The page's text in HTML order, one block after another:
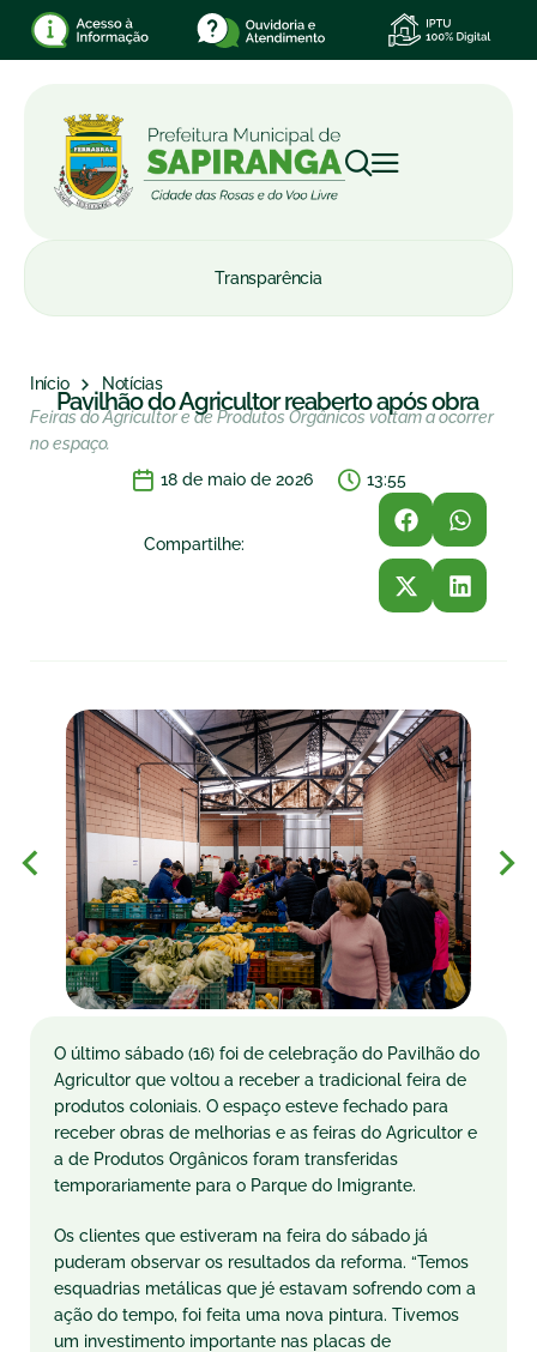
Transparência
Início Notícias
Pavilhão do Agricultor reaberto após obra
Feiras do Agricultor e de Produtos Orgânicos voltam a ocorrer
no espaço.
18 de maio de 2026
13:55
Compartilhe:
O último sábado (16) foi de celebração do Pavilhão do
Agricultor que voltou a receber a tradicional feira de
produtos coloniais. O espaço esteve fechado para
receber obras de melhorias e as feiras do Agricultor e
a de Produtos Orgânicos foram transferidas
temporariamente para o Parque do Imigrante.
Os clientes que estiveram na feira do sábado já
puderam observar os resultados da reforma. “Temos
esquadrias metálicas que jé estavam sofrendo com a
ação do tempo, foi feita uma nova pintura. Tivemos
um investimento importante nas placas de